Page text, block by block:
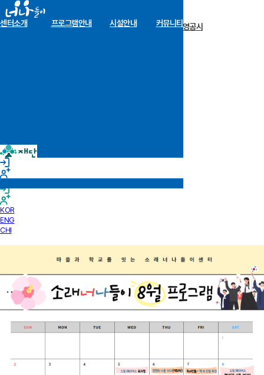
센터소개 프로그램안내 시설안내 커뮤니티
장학금 한눈에 인재양성사업기부안내재단소개 알림마당경영공시
KOR
ENG
CHI